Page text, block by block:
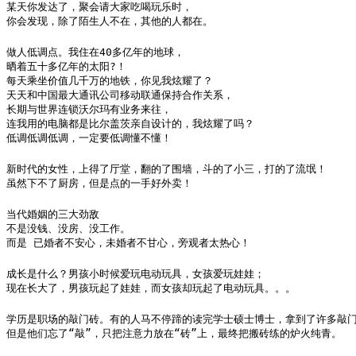
某天你发达了，聚会请大家吃喝玩乐时，
你会发现，除了陌生人不在，其他的人都在。
做人低调点。我住在40多亿年的地球，
晒着五十多亿年的太阳?！
每天乘坐价值几千万的地铁，你见我炫耀了？
天天和中国最大通讯公司移动联通保持合作关系，
长期与世界连锁沃尔玛有业务来往，
连我用的电脑都是比尔盖茨亲自设计的，我炫耀了吗？
低调低调低调，一定要低调懂不懂！
新时代的女性，上得了厅堂，翻的了围墙，斗的了小三，打的了流氓！
虽然下不了厨房，但是点的一手好外卖！
当代婚姻的三大劲敌
不是没钱、没房、没工作。
而是 已婚者不安心，未婚者不甘心，旁观者太热心！
成长是什么？男孩小时候爱玩电动玩具，女孩爱玩娃娃；
现在长大了，男孩玩起了娃娃，而女孩却玩起了电动玩具。。。
学历是职场的敲门砖。有的人马不停蹄的读完学士硕士博士，拿到了许多敲
但是他们忘了“敲”，只把注意力放在“砖”上，最终把搬砖练的炉火纯青。